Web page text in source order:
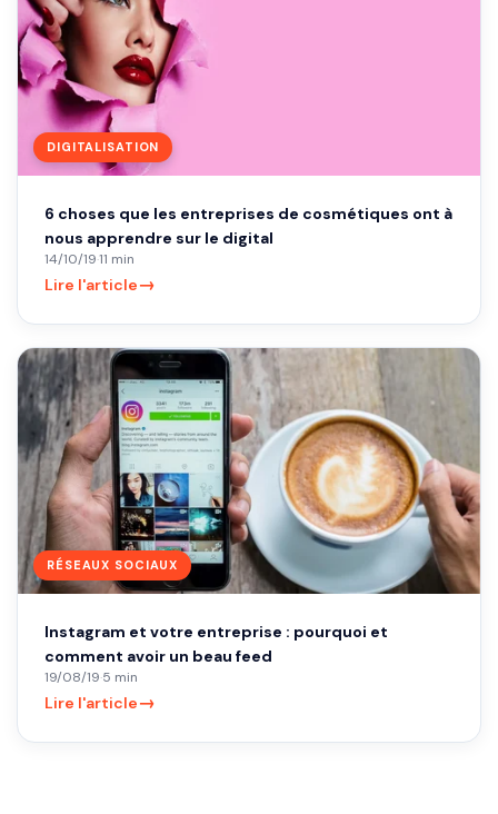
DIGITALISATION
6 choses que les entreprises de cosmétiques ont à
nous apprendre sur le digital
14/10/19·11 min
Lire l'article→
RÉSEAUX SOCIAUX
Instagram et votre entreprise : pourquoi et
comment avoir un beau feed
19/08/19·5 min
Lire l'article→